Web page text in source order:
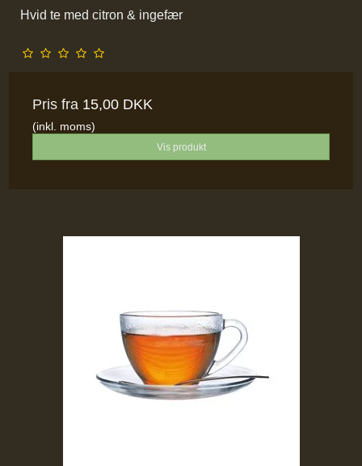
Hvid te med citron & ingefær
Pris fra 15,00 DKK
(inkl. moms)
Vis produkt